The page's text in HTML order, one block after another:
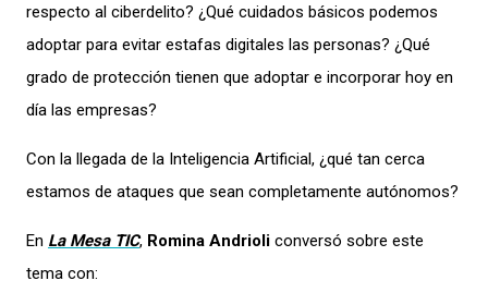
respecto al ciberdelito? ¿Qué cuidados básicos podemos
adoptar para evitar estafas digitales las personas? ¿Qué
grado de protección tienen que adoptar e incorporar hoy en
día las empresas?
Con la llegada de la Inteligencia Artificial, ¿qué tan cerca
estamos de ataques que sean completamente autónomos?
En La Mesa TIC, Romina Andrioli conversó sobre este
tema con: